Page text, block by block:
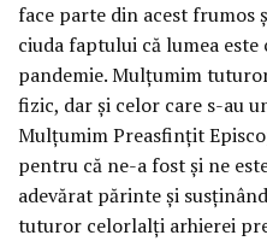
face parte din acest
ciuda faptului că lumea
pandemie. Mulțumim
fizic, dar și celor care s-au
Mulțumim Preasfințit
pentru că ne-a fost și ne
adevărat părinte și
tuturor celorlalți arhierei